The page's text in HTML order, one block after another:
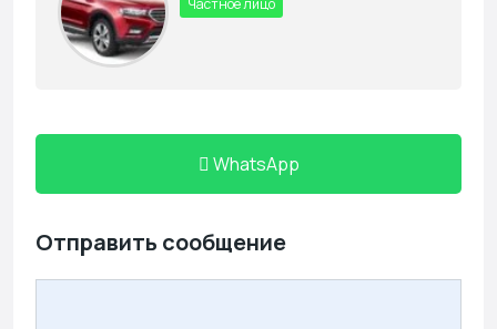
Частное лицо
WhatsApp
Отправить сообщение